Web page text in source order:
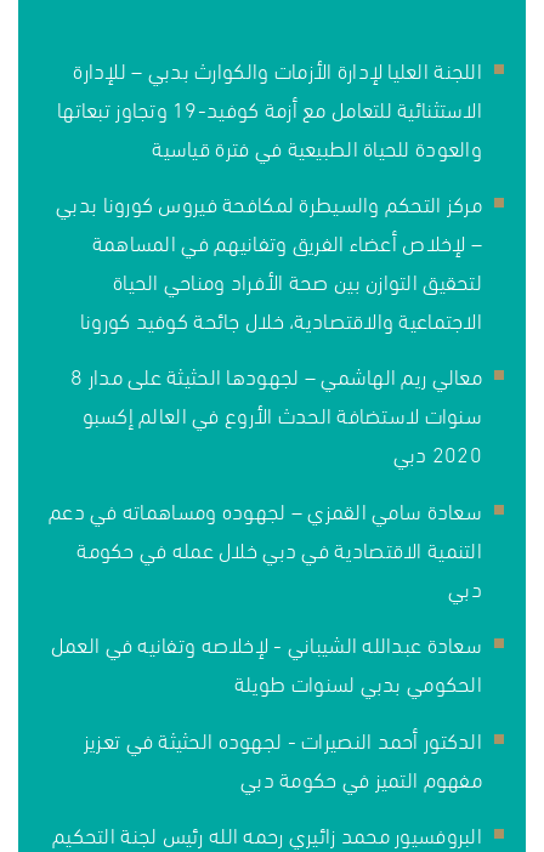
اللجنة العليا لإدارة الأزمات والكوارث بدبي – للإدارة
الاستثنائية للتعامل مع أزمة كوفيد-19 وتجاوز تبعاتها
والعودة للحياة الطبيعية في فترة قياسية
مركز التحكم والسيطرة لمكافحة فيروس كورونا بدبي
– لإخلاص أعضاء الفريق وتفانيهم في المساهمة
لتحقيق التوازن بين صحة الأفراد ومناحي الحياة
الاجتماعية والاقتصادية، خلال جائحة كوفيد كورونا
معالي ريم الهاشمي – لجهودها الحثيثة على مدار 8
سنوات لاستضافة الحدث الأروع في العالم إكسبو
2020 دبي
سعادة سامي القمزي – لجهوده ومساهماته في دعم
التنمية الاقتصادية في دبي خلال عمله في حكومة
دبي
سعادة عبدالله الشيباني - لإخلاصه وتفانيه في العمل
الحكومي بدبي لسنوات طويلة
الدكتور أحمد النصيرات - لجهوده الحثيثة في تعزيز
مفهوم التميز في حكومة دبي
البروفسيور محمد زائيري رحمه الله رئيس لجنة التحكيم